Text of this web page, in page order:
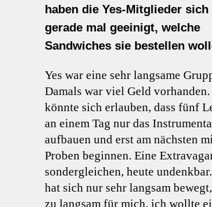
haben die Yes-Mitglieder sich
gerade mal geeinigt, welche
Sandwiches sie bestellen
Yes war eine sehr langsame
Damals war viel Geld
könnte sich erlauben, dass fünf
an einem Tag nur das
aufbauen und erst am nächsten
Proben beginnen. Eine
sondergleichen, heute undenkbar.
hat sich nur sehr langsam
zu langsam für mich, ich wollte